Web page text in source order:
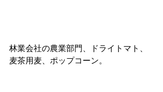
林業会社の農業部門、ドライトマト、
麦茶用麦、ポップコーン。